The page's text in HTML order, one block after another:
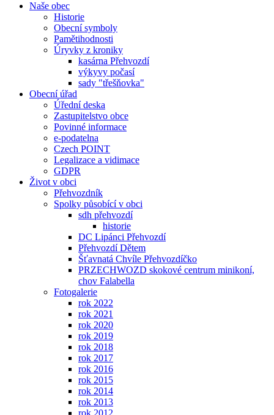
Naše obec
Historie
Obecní symboly
Pamětihodnosti
Úryvky z kroniky
kasárna Přehvozdí
výkyvy počasí
sady "třešňovka"
Obecní úřad
Úřední deska
Zastupitelstvo obce
Povinné informace
e-podatelna
Czech POINT
Legalizace a vidimace
GDPR
Život v obci
Přehvozdník
Spolky působící v obci
sdh přehvozdí
historie
DC Lipánci Přehvozdí
Přehvozdí Dětem
Šťavnatá Chvíle Přehvozdíčko
PRZECHWOZD skokové centrum minikoní,
chov Falabella
Fotogalerie
rok 2022
rok 2021
rok 2020
rok 2019
rok 2018
rok 2017
rok 2016
rok 2015
rok 2014
rok 2013
rok 2012